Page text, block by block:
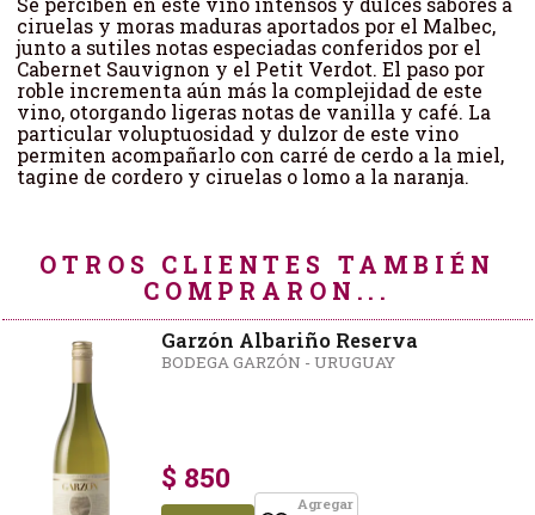
ciruelas y moras maduras aportados por el Malbec,
junto a sutiles notas especiadas conferidos por el
Cabernet Sauvignon y el Petit Verdot. El paso por
roble incrementa aún más la complejidad de este
vino, otorgando ligeras notas de vanilla y café. La
particular voluptuosidad y dulzor de este vino
permiten acompañarlo con carré de cerdo a la miel,
tagine de cordero y ciruelas o lomo a la naranja.
OTROS CLIENTES TAMBIÉN
COMPRARON...
Garzón Albariño Reserva
BODEGA GARZÓN - URUGUAY
$ 850
Agregar